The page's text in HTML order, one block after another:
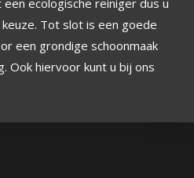
Tot slot is een goede
een grondige schoonmaak
Ook hiervoor kunt u bij ons